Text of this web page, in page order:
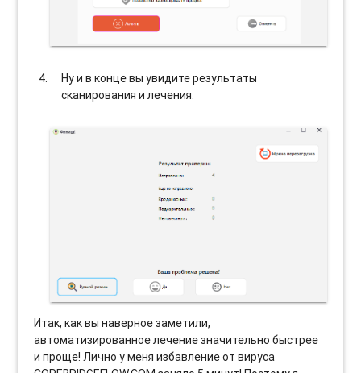
Ну и в конце вы увидите результаты
сканирования и лечения.
Итак, как вы наверное заметили,
автоматизированное лечение значительно быстрее
и проще! Лично у меня избавление от вируса